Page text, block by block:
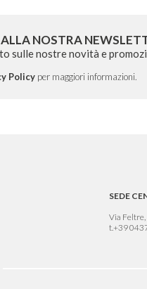
NOSTRA
sulle nostre novità e
Policyper maggiori informazioni.
SEDE
Via
t.+39